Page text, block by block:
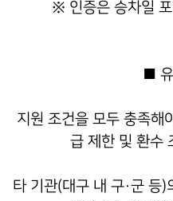
※ 인증은 승차일
■
지원 조건을 모두 충족해
급 제한 및 환수
타 기관(대구 내 구·군 등